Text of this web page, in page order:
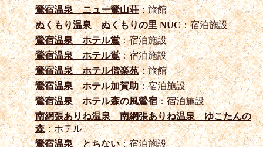
鶯宿温泉 ニュー鶯山荘：旅館
ぬくもり温泉 ぬくもりの里 NUC：宿泊施設
鶯宿温泉 ホテル鴬：宿泊施設
鶯宿温泉 ホテル鴬：宿泊施設
鶯宿温泉 ホテル偕楽苑：旅館
鶯宿温泉 ホテル加賀助：宿泊施設
鶯宿温泉 ホテル森の風鶯宿：宿泊施設
南網張ありね温泉 南網張ありね温泉 ゆこたんの
森：ホテル
鶯宿温泉 とちない：宿泊施設